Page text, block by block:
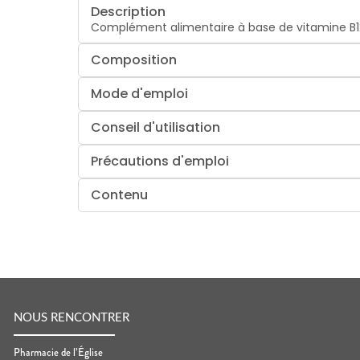
Description
Complément alimentaire à base de vitamine
Composition
Mode d'emploi
Conseil d'utilisation
Précautions d'emploi
Contenu
NOUS RENCONTRER
Pharmacie de l’Église